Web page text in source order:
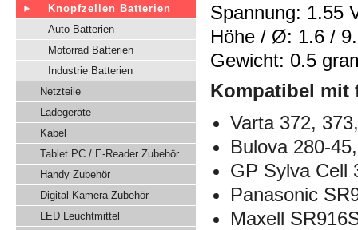
Knopfzellen Batterien
Auto Batterien
Motorrad Batterien
Industrie Batterien
Netzteile
Ladegeräte
Kabel
Tablet PC / E-Reader Zubehör
Handy Zubehör
Digital Kamera Zubehör
LED Leuchtmittel
Spannung: 1.55
Höhe / Ø: 1.6 /
Gewicht: 0.5
Kompatibel mit
Varta 372,
Bulova 280-45,
GP Sylva Cell
Panasonic
Maxell